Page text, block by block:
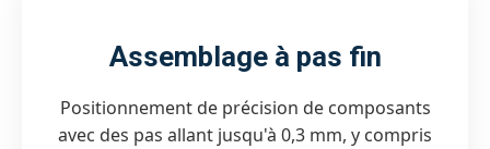
Assemblage à pas fin
Positionnement de précision de composants
avec des pas allant jusqu'à 0,3 mm, y compris